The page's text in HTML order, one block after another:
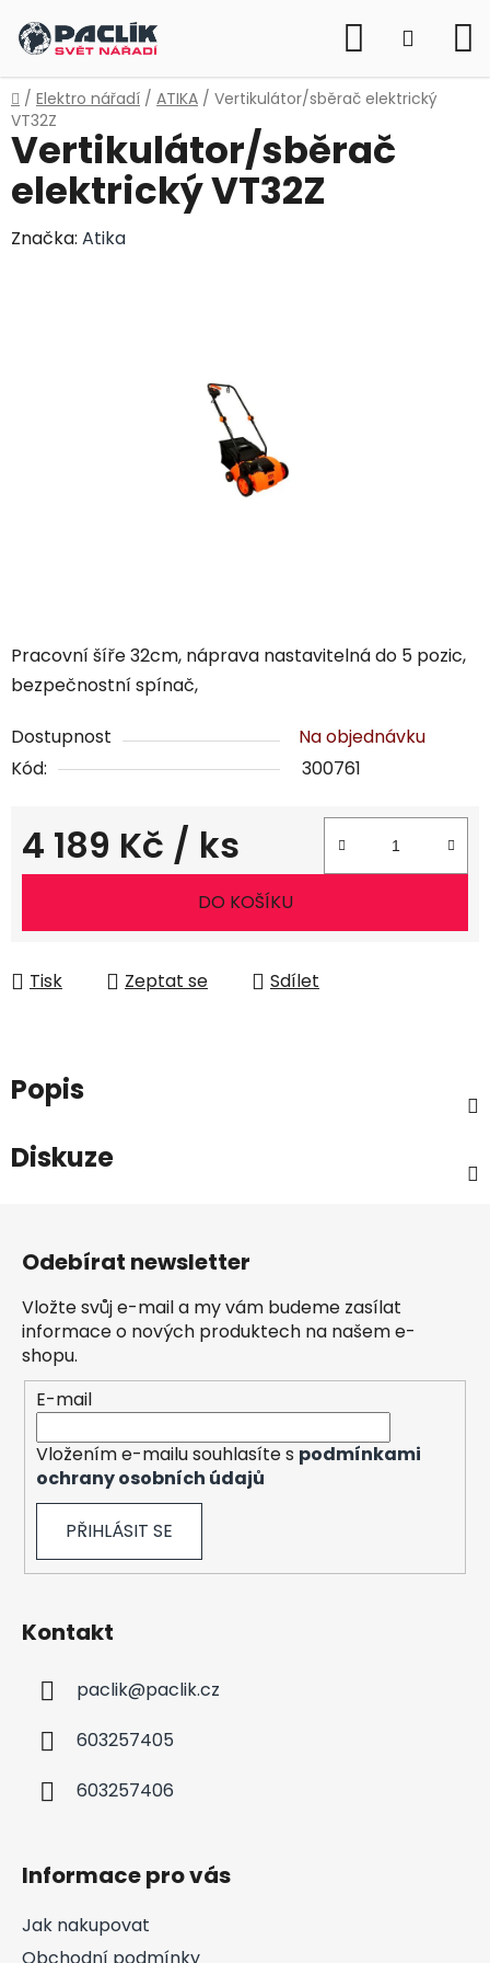
na
obsah
Hledat
KOŠÍK
Domů
/ Elektro nářadí / ATIKA / Vertikulátor/sběrač elektrický
VT32Z
Pracovní šíře 32cm, náprava nastavitelná do 5 pozic,
bezpečnostní spínač,
Dostupnost
Na objednávku
Kód:
300761
4 189 Kč / ks
Měrná cena:
DO KOŠÍKU
Tisk Zeptat se Sdílet
Vertikulátor/sběrač
elektrický VT32Z
Značka: Atika
Popis
Diskuze
Odebírat newsletter
Vložte svůj e-mail a my vám budeme zasílat
informace o nových produktech na našem e-
shopu.
E-mail
Vložením e-mailu souhlasíte s podmínkami
ochrany osobních údajů
PŘIHLÁSIT SE
Kontakt
paclik@paclik.cz
603257405
603257406
Informace pro vás
Jak nakupovat